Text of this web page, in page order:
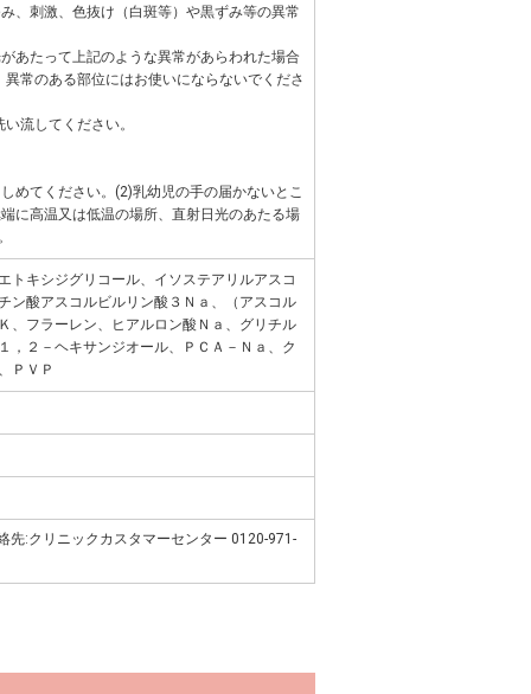
、刺激、色抜け（白斑等）や黒ずみ等の異常
あたって上記のような異常があらわれた場合
常のある部位にはお使いにならないでくださ
流してください。
めてください。(2)乳幼児の手の届かないとこ
に高温又は低温の場所、直射日光のあたる場
トキシジグリコール、イソステアリルアスコ
ン酸アスコルビルリン酸３Ｎａ、（アスコル
、フラーレン、ヒアルロン酸Ｎａ、グリチル
，２－ヘキサンジオール、ＰＣＡ－Ｎａ、ク
ＰＶＰ
:クリニックカスタマーセンター 0120-971-